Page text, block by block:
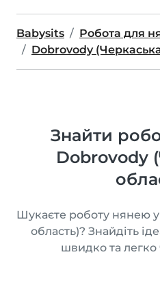
Babysits
Робота для
Dobrovody
Знайти
Dobrovody
Шукаєте роботу нянею
область)? Знайдіть
швидко та